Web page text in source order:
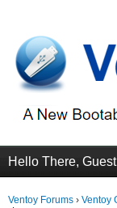
Hello There,
Ventoy Forums › Ventoy